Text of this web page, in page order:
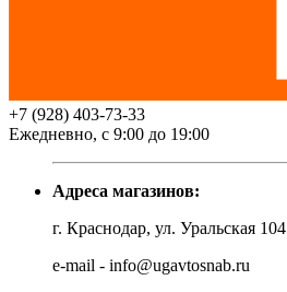
+7 (928) 403-73-33
Ежедневно, с 9:00 до 19:00
Адреса магазинов:
г. Краснодар, ул. Уральская 104
e-mail - info@ugavtosnab.ru